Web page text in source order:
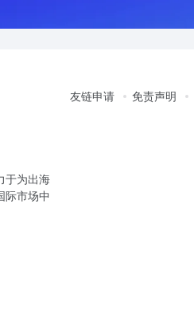
于为出海
际市场中
友链申请 免责声明